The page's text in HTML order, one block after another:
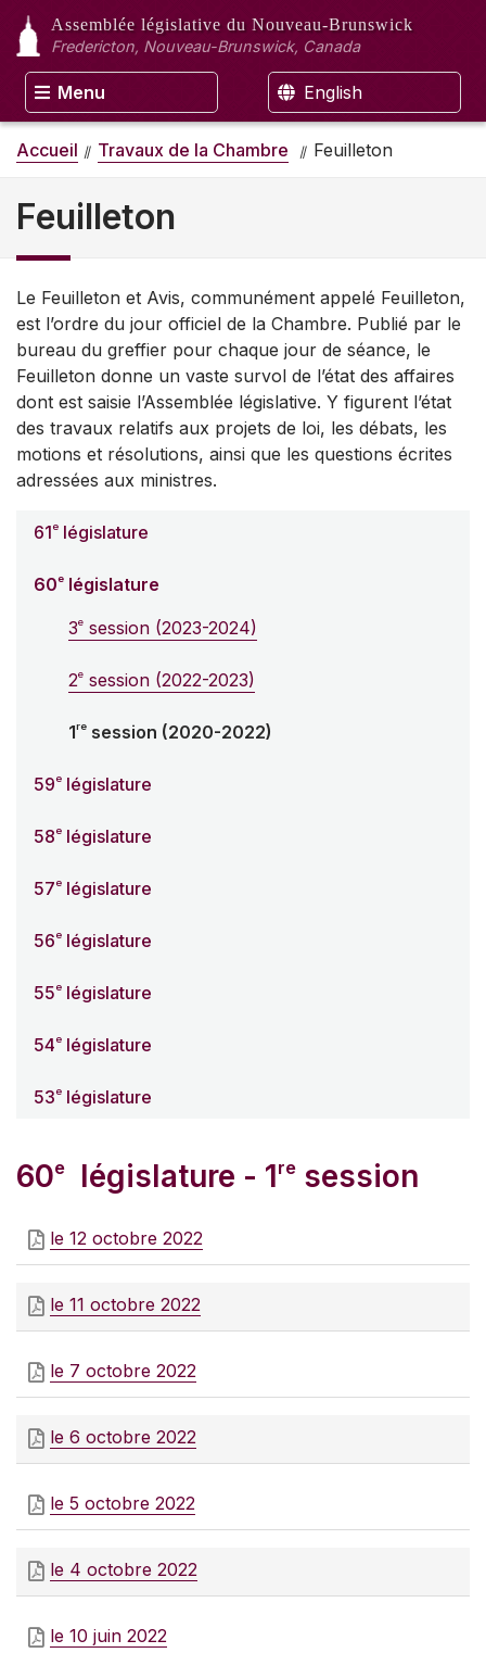
Assemblée législative du Nouveau-Brunswick
Fredericton, Nouveau-Brunswick, Canada
Menu English
Accueil Travaux de la Chambre Feuilleton
Feuilleton
Le Feuilleton et Avis, communément appelé Feuilleton,
est l’ordre du jour officiel de la Chambre. Publié par le
bureau du greffier pour chaque jour de séance, le
Feuilleton donne un vaste survol de l’état des affaires
dont est saisie l’Assemblée législative. Y figurent l’état
des travaux relatifs aux projets de loi, les débats, les
motions et résolutions, ainsi que les questions écrites
adressées aux ministres.
61e législature
60e législature
3e session (2023-2024)
2e session (2022-2023)
1re session (2020-2022)
59e législature
58e législature
57e législature
56e législature
55e législature
54e législature
53e législature
60e législature - 1re session
le 12 octobre 2022
le 11 octobre 2022
le 7 octobre 2022
le 6 octobre 2022
le 5 octobre 2022
le 4 octobre 2022
le 10 juin 2022